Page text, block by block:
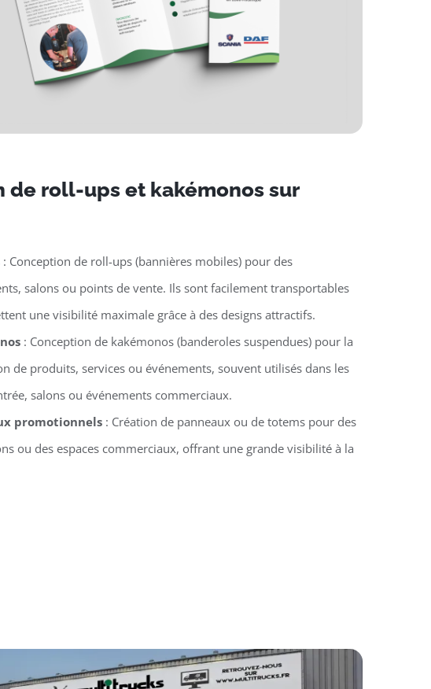
de roll-ups et kakémonos sur
: Conception de roll-ups (bannières mobiles) pour des
salons ou points de vente. Ils sont facilement transportables
une visibilité maximale grâce à des designs attractifs.
: Conception de kakémonos (banderoles suspendues) pour la
de produits, services ou événements, souvent utilisés dans les
salons ou événements commerciaux.
promotionnels : Création de panneaux ou de totems pour des
ou des espaces commerciaux, offrant une grande visibilité à la